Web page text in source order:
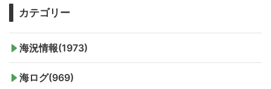
カテゴリー
海況情報(1973)
海ログ(969)